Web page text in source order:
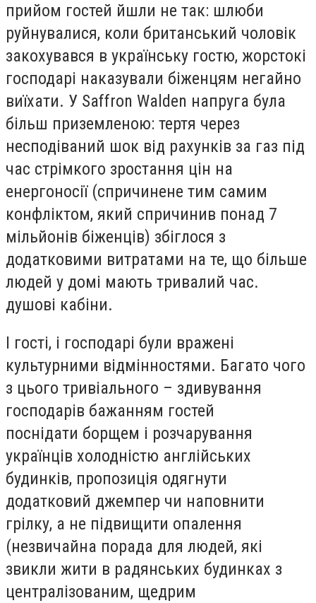
прийом гостей йшли не так: шлюби
руйнувалися, коли британський чоловік
закохувався в українську гостю, жорстокі
господарі наказували біженцям негайно
виїхати. У Saffron Walden напруга була
більш приземленою: тертя через
несподіваний шок від рахунків за газ під
час стрімкого зростання цін на
енергоносії (спричинене тим самим
конфліктом, який спричинив понад 7
мільйонів біженців) збіглося з
додатковими витратами на те, що більше
людей у ​​домі мають тривалий час.
душові кабіни.
І гості, і господарі були вражені
культурними відмінностями. Багато чого
з цього тривіального – здивування
господарів бажанням гостей
поснідати борщем і розчарування
українців холодністю англійських
будинків, пропозиція одягнути
додатковий джемпер чи наповнити
грілку, а не підвищити опалення
(незвичайна порада для людей, які
звикли жити в радянських будинках з
централізованим, щедрим